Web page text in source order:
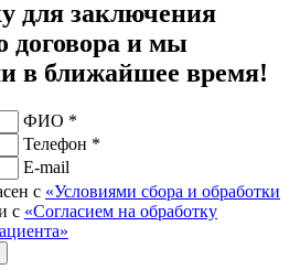
для заключения
договора и мы
в ближайшее время!
ФИО *
Телефон *
E-mail
с «Условиями сбора и обработки
с «Согласием на обработку